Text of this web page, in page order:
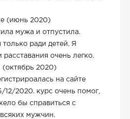
(июнь 2020)
мужа и отпустила.
ради детей. Я
очень легко.
(октябрь 2020)
на сайте
12/2020. курс очень помог,
бы справиться с
мужчин.